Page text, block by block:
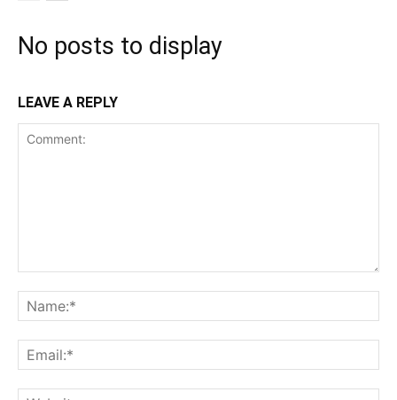
No posts to display
LEAVE A REPLY